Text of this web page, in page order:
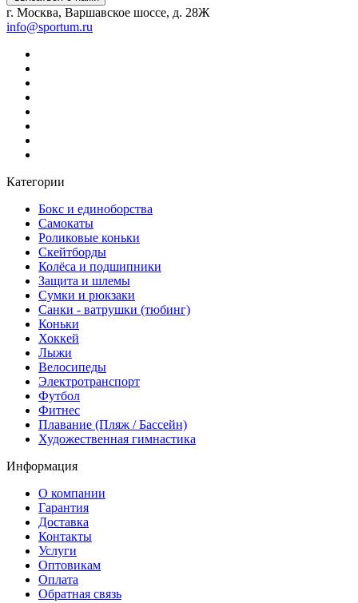
г. Москва, Варшавское шоссе, д. 28Ж
info@sportum.ru
Категории
Бокс и единоборства
Самокаты
Роликовые коньки
Скейтборды
Колёса и подшипники
Защита и шлемы
Сумки и рюкзаки
Санки - ватрушки (тюбинг)
Коньки
Хоккей
Лыжи
Велосипеды
Электротранспорт
Футбол
Фитнес
Плавание (Пляж / Бассейн)
Художественная гимнастика
Информация
О компании
Гарантия
Доставка
Контакты
Услуги
Оптовикам
Оплата
Обратная связь